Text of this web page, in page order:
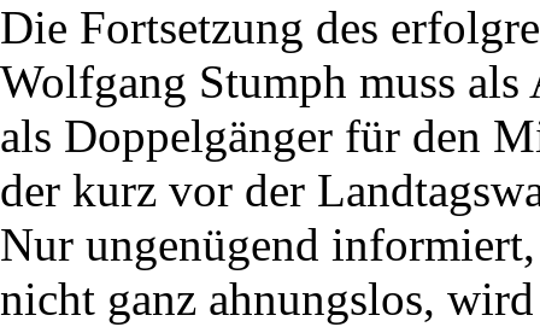
Die Fortsetzung des
Wolfgang Stumph muss
als Doppelgänger für den
der kurz vor der
Nur ungenügend
nicht ganz ahnungslos,